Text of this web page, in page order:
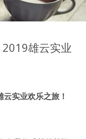
雄云实业
实业欢乐之旅！